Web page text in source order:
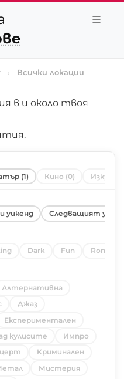
› Всички локации
в и около твоя
(1) Кино (0)
уикенд Следващият
Dark Fun
Алтернативна
Джаз
Експериментален
кулисите
Импро
Криминален
Мистерия